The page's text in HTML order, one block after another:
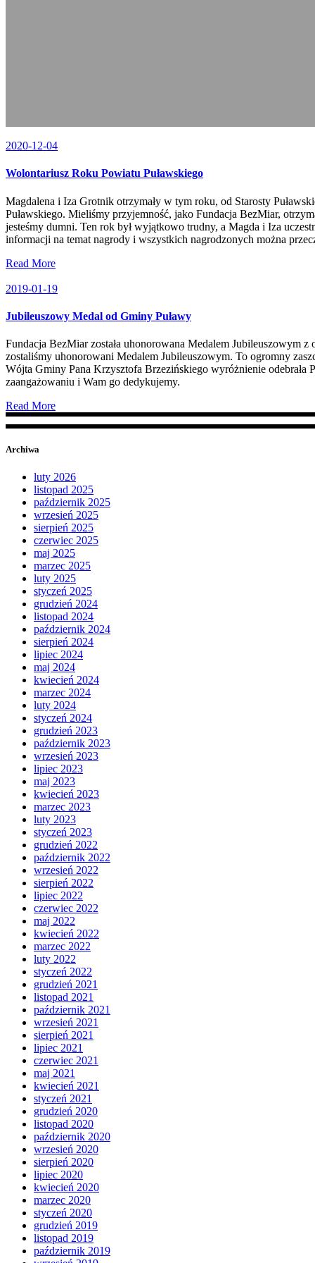
2020-12-04
Wolontariusz Roku Powiatu Puławskiego
Magdalena i Iza Grotnik otrzymały w tym roku, od Starosty
Puławskiego. Mieliśmy przyjemność, jako Fundacja BezMiar,
jesteśmy dumni. Ten rok był wyjątkowo trudny, a Magda i Iza
informacji na temat nagrody i wszystkich nagrodzonych można
Read More
2019-01-19
Jubileuszowy Medal od Gminy Puławy
Fundacja BezMiar została uhonorowana Medalem Jubileuszowym
zostaliśmy uhonorowani Medalem Jubileuszowym. To ogromny
Wójta Gminy Pana Krzysztofa Brzezińskiego wyróżnienie odebrała
zaangażowaniu i Wam go dedykujemy.
Read More
Archiwa
luty 2026
listopad 2025
październik 2025
wrzesień 2025
sierpień 2025
czerwiec 2025
maj 2025
marzec 2025
luty 2025
styczeń 2025
grudzień 2024
listopad 2024
październik 2024
sierpień 2024
lipiec 2024
maj 2024
kwiecień 2024
marzec 2024
luty 2024
styczeń 2024
grudzień 2023
październik 2023
wrzesień 2023
lipiec 2023
maj 2023
kwiecień 2023
marzec 2023
luty 2023
styczeń 2023
grudzień 2022
październik 2022
wrzesień 2022
sierpień 2022
lipiec 2022
czerwiec 2022
maj 2022
kwiecień 2022
marzec 2022
luty 2022
styczeń 2022
grudzień 2021
listopad 2021
październik 2021
wrzesień 2021
sierpień 2021
lipiec 2021
czerwiec 2021
maj 2021
kwiecień 2021
styczeń 2021
grudzień 2020
listopad 2020
październik 2020
wrzesień 2020
sierpień 2020
lipiec 2020
kwiecień 2020
marzec 2020
styczeń 2020
grudzień 2019
listopad 2019
październik 2019